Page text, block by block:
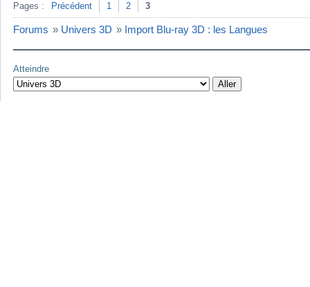
Pages : Précédent 1 2 3
Forums » Univers 3D » Import Blu-ray 3D : les Langues
Atteindre